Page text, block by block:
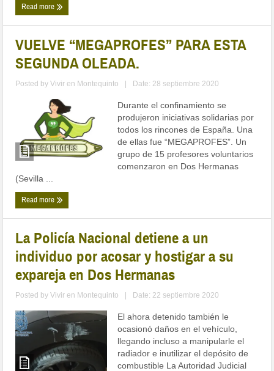
Read more
VUELVE “MEGAPROFES” PARA ESTA
SEGUNDA OLEADA.
Posted byVivir en Montequinto Date: 28 septiembre 2020
Durante el confinamiento se
produjeron iniciativas solidarias por
todos los rincones de España. Una
de ellas fue “MEGAPROFES”. Un
grupo de 15 profesores voluntarios
comenzaron en Dos Hermanas
(Sevilla ...
Read more
La Policía Nacional detiene a un
individuo por acosar y hostigar a su
expareja en Dos Hermanas
Posted byVivir en Montequinto Date: 22 septiembre 2020
El ahora detenido también le
ocasionó daños en el vehículo,
llegando incluso a manipularle el
radiador e inutilizar el depósito de
combustible La Autoridad Judicial